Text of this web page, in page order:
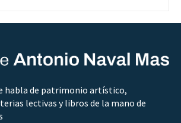
habla de patrimonio artístico,
lectivas y libros de la mano de